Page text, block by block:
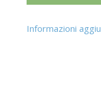
Informazioni